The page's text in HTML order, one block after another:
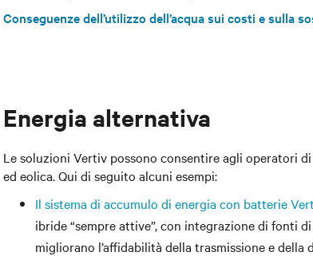
Conseguenze dell’utilizzo dell’acqua sui costi e sulla
Energia alternativa
Le soluzioni Vertiv possono consentire agli operatori
ed eolica. Qui di seguito alcuni esempi:
Il sistema di accumulo di energia con batterie
ibride “sempre attive”, con integrazione di fonti
migliorano l’affidabilità della trasmissione e della